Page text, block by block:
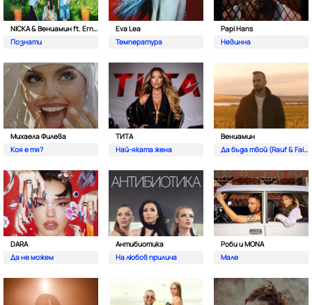
NICKA & Вениамин ft. Ernesto Valenzuela
Познати
Eva Lea
Температура
Papi Hans
Невинна
Михаела Филева
Коя е тя?
ТИТА
Най-яката жена
Вениамин
Да бъда твой (Rauf & Faik)
DARA
Да не можем
Антибиотика
На любов прилича
Роби и MONA
Мале